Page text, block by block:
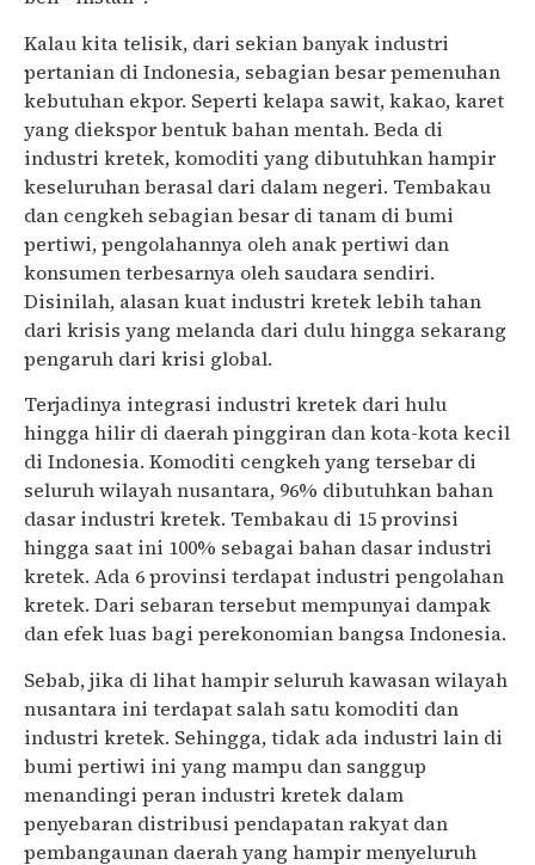
Kalau kita telisik, dari sekian banyak industri
pertanian di Indonesia, sebagian besar pemenuhan
kebutuhan ekpor. Seperti kelapa sawit, kakao, karet
yang diekspor bentuk bahan mentah. Beda di
industri kretek, komoditi yang dibutuhkan hampir
keseluruhan berasal dari dalam negeri. Tembakau
dan cengkeh sebagian besar di tanam di bumi
pertiwi, pengolahannya oleh anak pertiwi dan
konsumen terbesarnya oleh saudara sendiri.
Disinilah, alasan kuat industri kretek lebih tahan
dari krisis yang melanda dari dulu hingga sekarang
pengaruh dari krisi global.
Terjadinya integrasi industri kretek dari hulu
hingga hilir di daerah pinggiran dan kota-kota kecil
di Indonesia. Komoditi cengkeh yang tersebar di
seluruh wilayah nusantara, 96% dibutuhkan bahan
dasar industri kretek. Tembakau di 15 provinsi
hingga saat ini 100% sebagai bahan dasar industri
kretek. Ada 6 provinsi terdapat industri pengolahan
kretek. Dari sebaran tersebut mempunyai dampak
dan efek luas bagi perekonomian bangsa Indonesia.
Sebab, jika di lihat hampir seluruh kawasan wilayah
nusantara ini terdapat salah satu komoditi dan
industri kretek. Sehingga, tidak ada industri lain di
bumi pertiwi ini yang mampu dan sanggup
menandingi peran industri kretek dalam
penyebaran distribusi pendapatan rakyat dan
pembangaunan daerah yang hampir menyeluruh